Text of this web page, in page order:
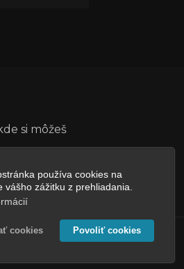
používa cookies na
vášho zážitku z prehliadania.
cookies Povoliť cookies
si môžeš